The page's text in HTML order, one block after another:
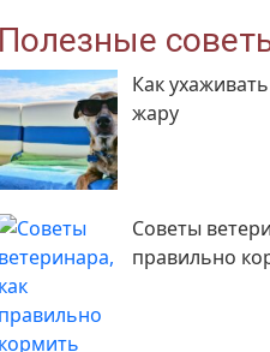
Полезные
Как
жару
Советы
правильно